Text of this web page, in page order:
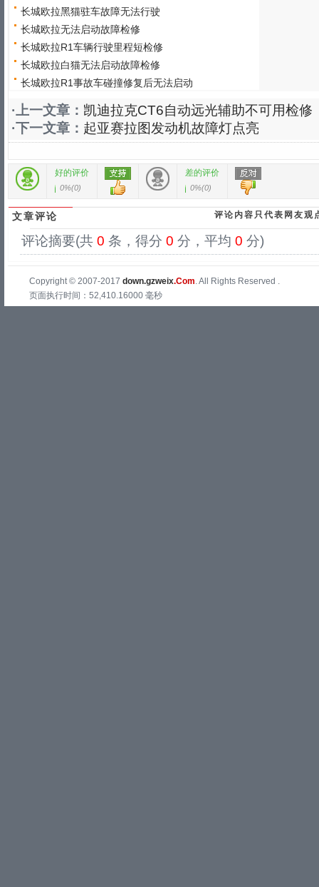
长城欧拉黑猫驻车故障无法行驶
长城欧拉无法启动故障检修
长城欧拉R1车辆行驶里程短检修
长城欧拉白猫无法启动故障检修
长城欧拉R1事故车碰撞修复后无法启动
·上一文章： 凯迪拉克CT6自动远光辅助不可用检修
·下一文章： 起亚赛拉图发动机故障灯点亮
好的评价
0%(0)
差的评价
0%(0)
文章评论 评论内容只代表网友观
评论摘要(共 0 条，得分 0 分，平均 0 分)
Copyright © 2007-2017 down.gzweix.Com . All Rights Reserved .
页面执行时间：52,410.16000 毫秒